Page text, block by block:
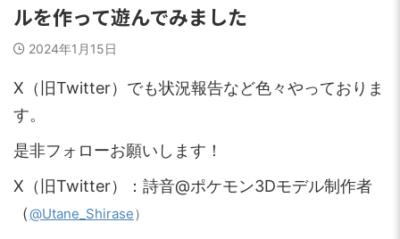
ルを作って遊んでみました
2024年1月15日
X（旧Twitter）でも状況報告など色々やっておりま
す。
是非フォローお願いします！
X（旧Twitter）：詩音@ポケモン3Dモデル制作者
（@Utane_Shirase）